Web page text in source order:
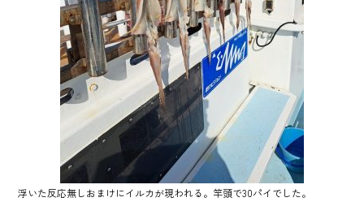
浮いた反応無しおまけにイルカが現われる。竿頭で30パイでした。